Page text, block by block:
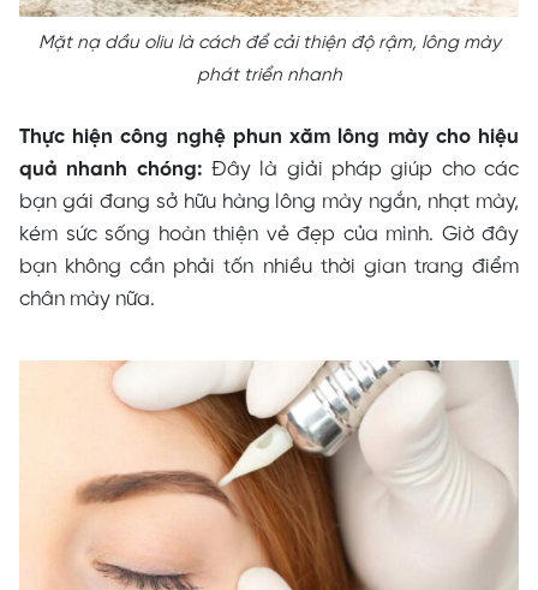
Mặt nạ dầu oliu là cách để cải thiện độ rậm, lông mày
phát triển nhanh
Thực hiện công nghệ phun xăm lông mày cho hiệu
quả nhanh chóng: Đây là giải pháp giúp cho các
bạn gái đang sở hữu hàng lông mày ngắn, nhạt mày,
kém sức sống hoàn thiện vẻ đẹp của mình. Giờ đây
bạn không cần phải tốn nhiều thời gian trang điểm
chân mày nữa.